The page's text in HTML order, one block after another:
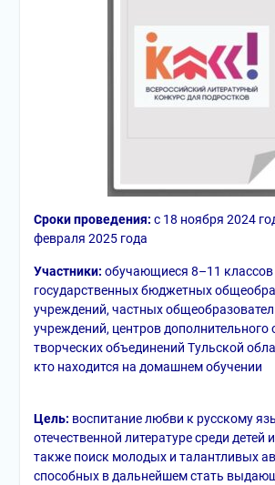
Сроки проведения: с 18 ноября 2024
февраля 2025 года
Участники: обучающиеся 8–11 классов
государственных бюджетных
учреждений, частных
учреждений, центров дополнительного
творческих объединений Тульской
кто находится на домашнем обучении
Цель: воспитание любви к русскому
отечественной литературе среди детей
также поиск молодых и талантливых
способных в дальнейшем стать